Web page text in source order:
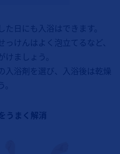
日にも入浴はできます。
けんはよく泡立てるなど、
ましょう。
入浴剤を選び、入浴後は乾燥
うまく解消